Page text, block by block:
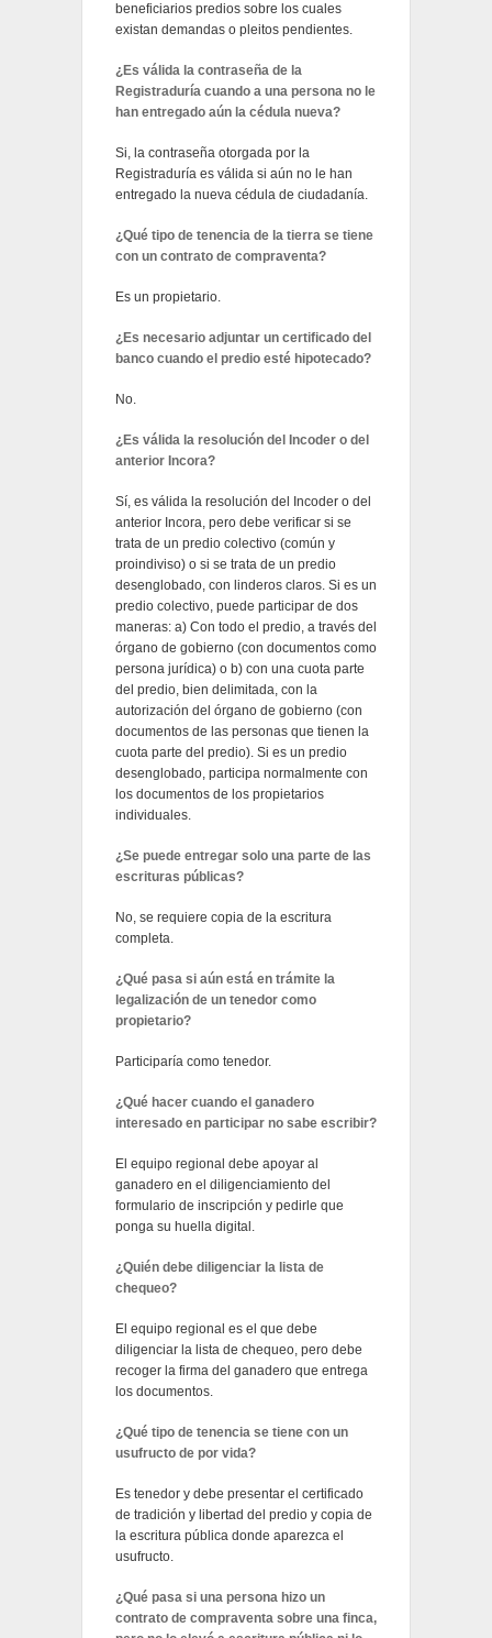
beneficiarios predios sobre los cuales
existan demandas o pleitos pendientes.
¿Es válida la contraseña de la
Registraduría cuando a una persona no le
han entregado aún la cédula nueva?
Si, la contraseña otorgada por la
Registraduría es válida si aún no le han
entregado la nueva cédula de ciudadanía.
¿Qué tipo de tenencia de la tierra se tiene
con un contrato de compraventa?
Es un propietario.
¿Es necesario adjuntar un certificado del
banco cuando el predio esté hipotecado?
No.
¿Es válida la resolución del Incoder o del
anterior Incora?
Sí, es válida la resolución del Incoder o del
anterior Incora, pero debe verificar si se
trata de un predio colectivo (común y
proindiviso) o si se trata de un predio
desenglobado, con linderos claros. Si es un
predio colectivo, puede participar de dos
maneras: a) Con todo el predio, a través del
órgano de gobierno (con documentos como
persona jurídica) o b) con una cuota parte
del predio, bien delimitada, con la
autorización del órgano de gobierno (con
documentos de las personas que tienen la
cuota parte del predio). Si es un predio
desenglobado, participa normalmente con
los documentos de los propietarios
individuales.
¿Se puede entregar solo una parte de las
escrituras públicas?
No, se requiere copia de la escritura
completa.
¿Qué pasa si aún está en trámite la
legalización de un tenedor como
propietario?
Participaría como tenedor.
¿Qué hacer cuando el ganadero
interesado en participar no sabe escribir?
El equipo regional debe apoyar al
ganadero en el diligenciamiento del
formulario de inscripción y pedirle que
ponga su huella digital.
¿Quién debe diligenciar la lista de
chequeo?
El equipo regional es el que debe
diligenciar la lista de chequeo, pero debe
recoger la firma del ganadero que entrega
los documentos.
¿Qué tipo de tenencia se tiene con un
usufructo de por vida?
Es tenedor y debe presentar el certificado
de tradición y libertad del predio y copia de
la escritura pública donde aparezca el
usufructo.
¿Qué pasa si una persona hizo un
contrato de compraventa sobre una finca,